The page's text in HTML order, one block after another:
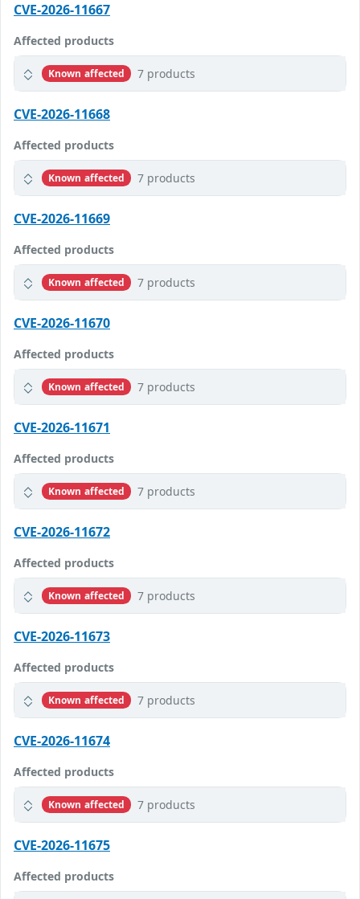
CVE-2026-11667
Affected products
Known affected 7 products
CVE-2026-11668
Affected products
Known affected 7 products
CVE-2026-11669
Affected products
Known affected 7 products
CVE-2026-11670
Affected products
Known affected 7 products
CVE-2026-11671
Affected products
Known affected 7 products
CVE-2026-11672
Affected products
Known affected 7 products
CVE-2026-11673
Affected products
Known affected 7 products
CVE-2026-11674
Affected products
Known affected 7 products
CVE-2026-11675
Affected products